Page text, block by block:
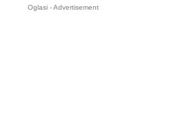
Oglasi - Advertisement